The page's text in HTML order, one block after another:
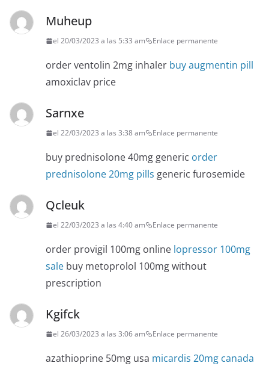
Muheup
el 20/03/2023 a las 5:33 am Enlace permanente
order ventolin 2mg inhaler buy augmentin pill
amoxiclav price
Sarnxe
el 22/03/2023 a las 3:38 am Enlace permanente
buy prednisolone 40mg generic order
prednisolone 20mg pills generic furosemide
Qcleuk
el 22/03/2023 a las 4:40 am Enlace permanente
order provigil 100mg online lopressor 100mg
sale buy metoprolol 100mg without
prescription
Kgifck
el 26/03/2023 a las 3:06 am Enlace permanente
azathioprine 50mg usa micardis 20mg canada